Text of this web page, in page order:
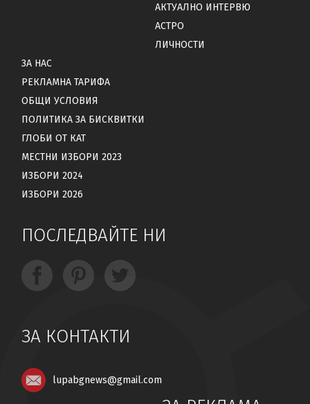
АКТУАЛНО ИНТЕРВЮ
АСТРО
ЛИЧНОСТИ
ЗА НАС
РЕКЛАМНА ТАРИФА
ОБЩИ УСЛОВИЯ
ПОЛИТИКА ЗА БИСКВИТКИ
ГЛОБИ ОТ КАТ
МЕСТНИ ИЗБОРИ 2023
ИЗБОРИ 2024
ИЗБОРИ 2026
ПОСЛЕДВАЙТЕ НИ
ЗА КОНТАКТИ
lupabgnews@gmail.com